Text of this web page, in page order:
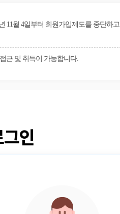
11월 4일부터 회원가입제도를 중단하고
근 및 취득이 가능합니다.
인